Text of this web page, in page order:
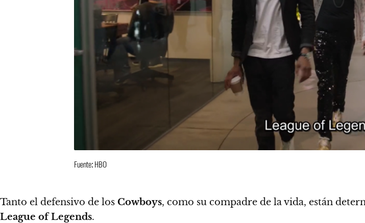
Fuente: HBO
Tanto el defensivo de los Cowboys, como su compadre de la vida, están
League of Legends.